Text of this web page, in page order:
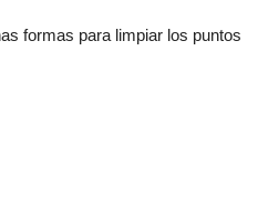
formas para limpiar los puntos